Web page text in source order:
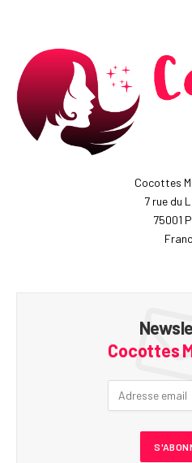
Cocottes
7 rue du
75001
Cocottes